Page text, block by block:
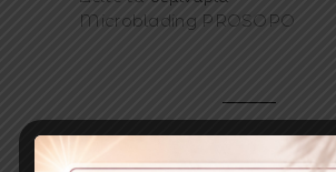
Microblading PROSOPO
Κριτικές